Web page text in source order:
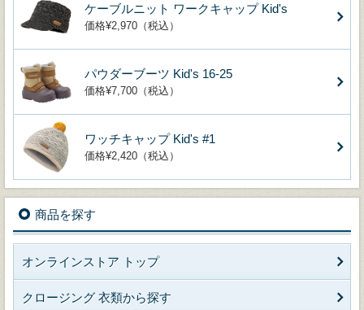
ケーブルニット ワークキャップ Kid's
価格¥2,970（税込）
パウダーブーツ Kid's 16-25
価格¥7,700（税込）
ワッチキャップ Kid's #1
価格¥2,420（税込）
商品を探す
オンラインストア トップ
クロージング 衣類から探す